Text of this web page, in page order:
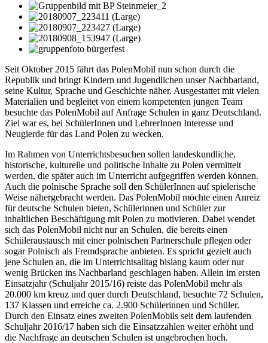
Seit Oktober 2015 fährt das PolenMobil nun schon durch die
Republik und bringt Kindern und Jugendlichen unser Nachbarland,
seine Kultur, Sprache und Geschichte näher. Ausgestattet mit vielen
Materialien und begleitet von einem kompetenten jungen Team
besuchte das PolenMobil auf Anfrage Schulen in ganz Deutschland.
Ziel war es, bei SchülerInnen und LehrerInnen Interesse und
Neugierde für das Land Polen zu wecken.
Im Rahmen von Unterrichtsbesuchen sollen landeskundliche,
historische, kulturelle und politische Inhalte zu Polen vermittelt
werden, die später auch im Unterricht aufgegriffen werden können.
Auch die polnische Sprache soll den SchülerInnen auf spielerische
Weise nähergebracht werden. Das PolenMobil möchte einen Anreiz
für deutsche Schulen bieten, Schülerinnen und Schüler zur
inhaltlichen Beschäftigung mit Polen zu motivieren. Dabei wendet
sich das PolenMobil nicht nur an Schulen, die bereits einen
Schüleraustausch mit einer polnischen Partnerschule pflegen oder
sogar Polnisch als Fremdsprache anbieten. Es spricht gezielt auch
jene Schulen an, die im Unterrichtsalltag bislang kaum oder nur
wenig Brücken ins Nachbarland geschlagen haben. Allein im ersten
Einsatzjahr (Schuljahr 2015/16) reiste das PolenMobil mehr als
20.000 km kreuz und quer durch Deutschland, besuchte 72 Schulen,
137 Klassen und erreiche ca. 2.900 Schülerinnen und Schüler.
Durch den Einsatz eines zweiten PolenMobils seit dem laufenden
Schuljahr 2016/17 haben sich die Einsatzzahlen weiter erhöht und
die Nachfrage an deutschen Schulen ist ungebrochen hoch.